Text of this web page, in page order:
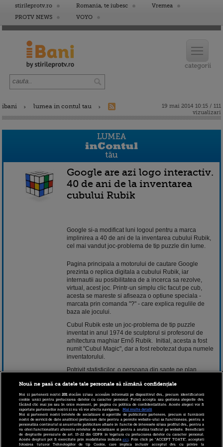
stirileprotv.ro Romania, te iubesc
Vremea
PROTV NEWS
VOYO
ibani lumea in contul tau
19 mai 2014 10:15 / 111
vizualizari
Google are azi logo interactiv.
40 de ani de la inventarea
cubului Rubik
Google si-a modificat luni logoul pentru a marca
implinirea a 40 de ani de la inventarea cubului Rubik,
cel mai vandut joc-problema de tip puzzle din lume.
Pagina principala a motorului de cautare Google
prezinta o replica digitala a cubului Rubik, iar
internautii au posibilitatea de a incerca sa rezolve,
virtual, acest joc. Printr-un simplu clic facut pe cub,
acesta se mareste si afiseaza o optiune speciala -
marcata prin comanda "?" - care explica regulile de
baza ale jocului.
Cubul Rubik este un joc-problema de tip puzzle
inventat in anul 1974 de sculptorul si profesorul de
arhitectura maghiar Ernő Rubik. Initial, acesta a fost
numit "Cubul Magic", dar a fost rebotezat dupa numele
inventatorului.
Potrivit statisticilor, o persoana din sapte pe plan
jucarie care stimuleaza imaginatia, memoria si
capacitatea de sinteza.
Peste 350 de milioane de cuburi Rubik au fost vandute
pe plan mondial.
Google isi modifica ocazional logo-ul pentru a marca
diferite evenimente speciale si pentru a omagia
personalitati ale culturii universale.
Nouă ne pasă ca datele tale personale să rămână confidențiale
Noi și partenerii noștri201stocăm și/sau accesăm informații pe dispozitivul dvs., precum identificatorii
cookie unici pentru prelucrarea datelor cu caracter personal. Puteți accepta sau gestiona alegerile dvs.
făcând clic mai jos sau în orice moment, pe pagina cu politica de confidențialitate. Aceste alegeri vor fi
raportate partenerilor noștri și nu vă vor afecta navigarea.
Mai multe detalii
Noi si partenerii nostri (retelele de socializare si agentiile de publicitate partenere, precum si furnizorii
nostri de servicii de date analitice) prelucram date pentru a permite website-ului sa functioneze, pentru a
personaliza continutul si anunturile publicitare afisate in functie de interesele si/sau profilul dvs., pentru a
va oferi functionalitati aferente retelelor de socializare si pentru a analiza traficul pe website. Beneficiati
de drepturile prevazute de art. 15-22 din GDPR in legatura cu prelucrarea datelor cu caracter personal.
Aceste drepturi pot fi exercitate prin modalitatea indicataaici. Prin click pe “ACCEPT TOATE”, acceptati
folosirea tuturor Tehnologiilor de tip Cookie, care implica inclusiv acceptul dvs. cu privire la